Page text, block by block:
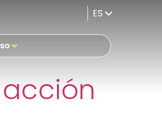
ES
acción